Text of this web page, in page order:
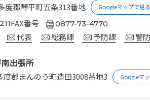
度郡琴平町五条313番地 Googleマップで見る
FAX番号 0877-73-4770
代表 総務課 予防課 警
出張所
度郡まんのう町造田3008番地3 Googleマ